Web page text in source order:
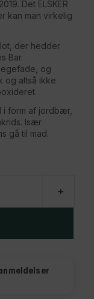
Det ELSKER
kan man virkelig
der hedder
Bar.
og
og altså ikke
i form af jordbær,
Især
gå til mad.
+